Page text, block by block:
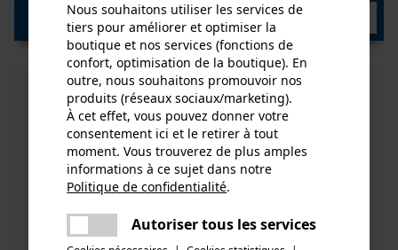
Découvrez maintenant
Nous souhaitons utiliser les services de
tiers pour améliorer et optimiser la
boutique et nos services (fonctions de
confort, optimisation de la boutique). En
outre, nous souhaitons promouvoir nos
produits (réseaux sociaux/marketing).
À cet effet, vous pouvez donner votre
consentement ici et le retirer à tout
moment. Vous trouverez de plus amples
informations à ce sujet dans notre
Politique de confidentialité.
Autoriser tous les services
Une erreur s'est produite. Veuillez
essayer encore.
partager
partager